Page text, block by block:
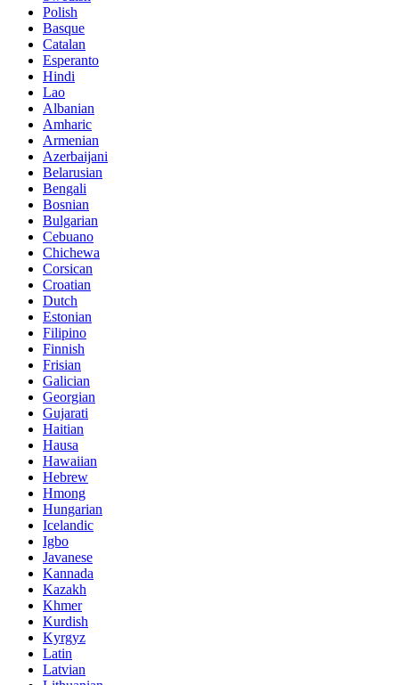
Polish
Basque
Catalan
Esperanto
Hindi
Lao
Albanian
Amharic
Armenian
Azerbaijani
Belarusian
Bengali
Bosnian
Bulgarian
Cebuano
Chichewa
Corsican
Croatian
Dutch
Estonian
Filipino
Finnish
Frisian
Galician
Georgian
Gujarati
Haitian
Hausa
Hawaiian
Hebrew
Hmong
Hungarian
Icelandic
Igbo
Javanese
Kannada
Kazakh
Khmer
Kurdish
Kyrgyz
Latin
Latvian